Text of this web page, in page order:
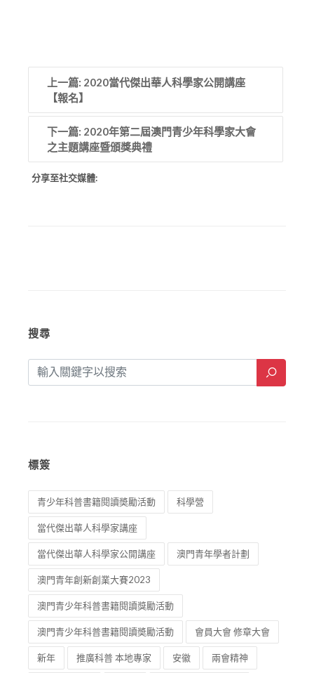
上一篇: 2020當代傑出華人科學家公開講座
【報名】
下一篇: 2020年第二屆澳門青少年科學家大會
之主題講座暨頒獎典禮
分享至社交媒體:
搜尋
標簽
青少年科普書籍閱讀奬勵活動 科學營
當代傑出華人科學家講座
當代傑出華人科學家公開講座 澳門青年學者計劃
澳門青年創新創業大賽2023
澳門青少年科普書籍閱讀獎勵活動
澳門青少年科普書籍閱讀奬勵活動 會員大會 修章大會
新年 推廣科普 本地專家 安徽 兩會精神